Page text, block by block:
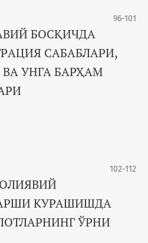
96-101
БОСҚИЧДА
САБАБЛАРИ,
УНГА БАРҲАМ
102-112
КУРАШИШДА
ЎРНИ